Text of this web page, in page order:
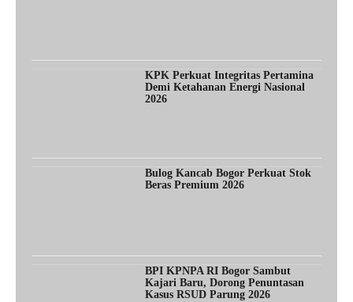
KPK Perkuat Integritas Pertamina
Demi Ketahanan Energi Nasional
2026
Bulog Kancab Bogor Perkuat Stok
Beras Premium 2026
BPI KPNPA RI Bogor Sambut
Kajari Baru, Dorong Penuntasan
Kasus RSUD Parung 2026